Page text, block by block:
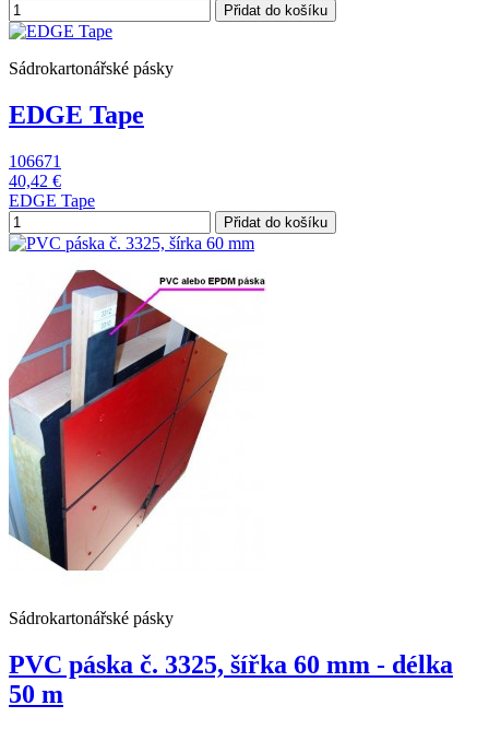
Přidat do košíku
Sádrokartonářské pásky
EDGE Tape
106671
40,42 €
EDGE Tape
Přidat do košíku
Sádrokartonářské pásky
PVC páska č. 3325, šířka 60 mm - délka
50 m